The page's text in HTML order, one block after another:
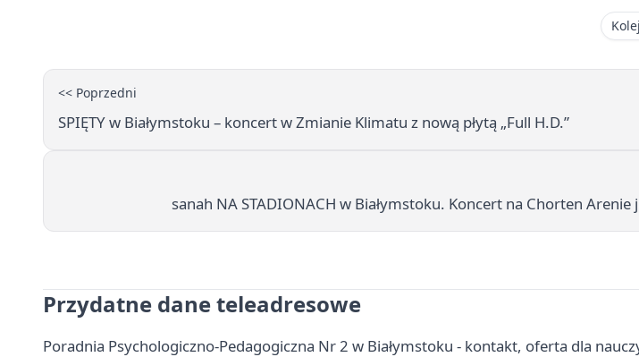
<< Poprzedni
SPIĘTY w Białymstoku – koncert w Zmianie Klimatu z nową płytą „Full H.D.”
sanah NA STADIONACH w Białymstoku. Koncert na Chorten Arenie
Przydatne dane teleadresowe
Poradnia Psychologiczno-Pedagogiczna Nr 2 w Białymstoku - kontakt, oferta dla